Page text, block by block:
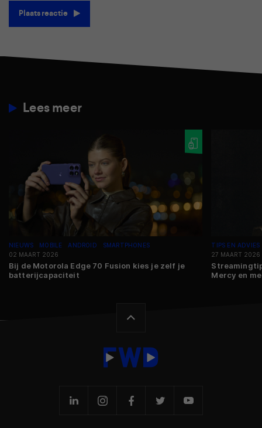
Plaats reactie
Lees meer
NIEUWS MOBILE ANDROID
SMARTPHONES
02 MAART 2026
Bij de Motorola Edge 70 Fusion kies je zelf je
batterijcapaciteit
TIPS EN ADVIES
27 MAART 2026
Mercy en